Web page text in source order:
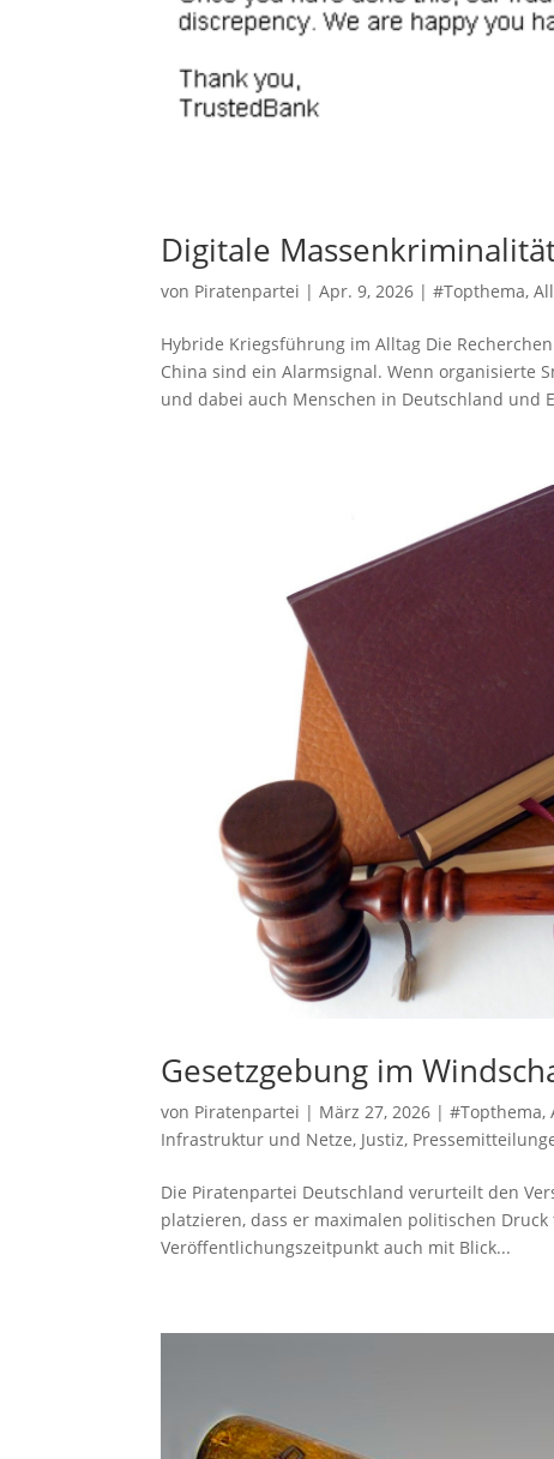
Digitale
von Piratenpartei |Apr. 9, 2026 |#Topthema,
Hybride Kriegsführung im Alltag Die
China sind ein Alarmsignal. Wenn organisierte
und dabei auch Menschen in Deutschland und
Gesetzgebung im
von Piratenpartei | März 27, 2026 |#Topthema,
Infrastruktur und Netze, Justiz,
Die Piratenpartei Deutschland verurteilt den
platzieren, dass er maximalen politischen
Veröffentlichungszeitpunkt auch mit Blick...